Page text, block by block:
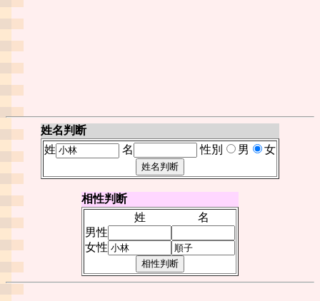
姓名判断
姓
名 性別 男 女
相性判断
姓
名
男性
女性